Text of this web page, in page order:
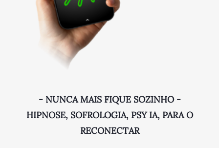
- NUNCA MAIS FIQUE SOZINHO -
HIPNOSE, SOFROLOGIA, PSY IA, PARA O
RECONECTAR